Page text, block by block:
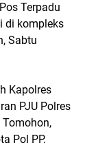
Terpadu
di kompleks
Sabtu
Kapolres
PJU Polres
Pol PP.